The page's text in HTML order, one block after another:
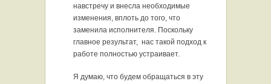
навстречу и внесла необходимые
изменения, вплоть до того, что
заменила исполнителя. Поскольку
главное результат, нас такой подход к
работе полностью устраивает.
Я думаю, что будем обращаться в эту